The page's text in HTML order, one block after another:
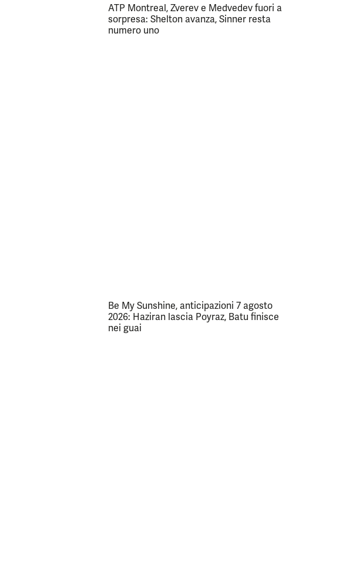
ATP Montreal, Zverev e Medvedev fuori a
sorpresa: Shelton avanza, Sinner resta
numero uno
Be My Sunshine, anticipazioni 7 agosto
2026: Haziran lascia Poyraz, Batu finisce
nei guai